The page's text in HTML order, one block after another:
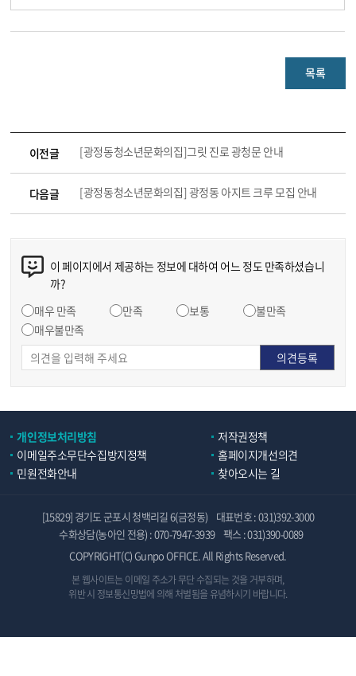
목록
이전글 [광정동청소년문화의집]그릿 진로 광청문 안내
다음글 [광정동청소년문화의집] 광정동 아지트 크루 모집 안내
이 페이지에서 제공하는 정보에 대하여 어느 정도 만족하셨습니
까?
매우 만족
만족 보통
불만족
매우불만족
개인정보처리방침
저작권정책
이메일주소무단수집방지정책
홈페이지개선의견
민원전화안내
찾아오시는 길
[15829] 경기도 군포시 청백리길 6(금정동)
대표번호 : 031)392-3000
수화상담(농아인 전용) : 070-7947-3939 팩스 : 031)390-0089
COPYRIGHT(C) Gunpo OFFICE. All Rights Reserved.
본 웹사이트는 이메일 주소가 무단 수집되는 것을 거부하며,
위반 시 정보통신망법에 의해 처벌됨을 유념하시기 바랍니다.